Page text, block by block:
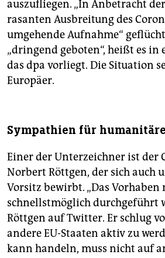
auszufliegen. „In Anbetracht
rasanten Ausbreitung des
umgehende Aufnahme“
„dringend geboten“, heißt es in
das dpa vorliegt. Die Situation
Europäer.
Sympathien für
Einer der Unterzeichner ist der
Norbert Röttgen, der sich auch
Vorsitz bewirbt. „Das Vorhaben
schnellstmöglich durchgeführt
Röttgen auf Twitter. Er schlug
andere EU-Staaten aktiv zu
kann handeln, muss nicht auf